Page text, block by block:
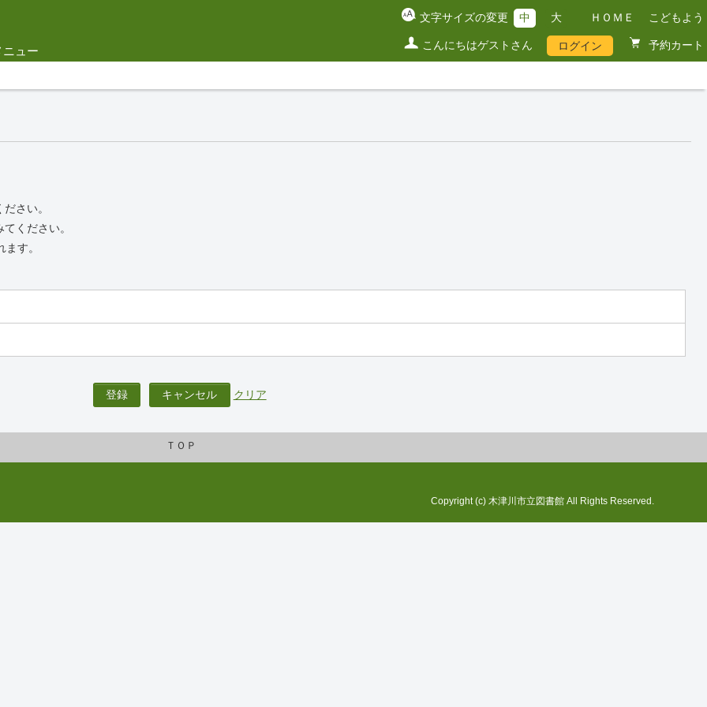
ニュー
文字サイズの変更 中 大 ＨＯＭＥ こどもよう
こんにちはゲストさん ログイン 予約カート
さい。
ください。
す。
登録 キャンセル クリア
ＴＯＰ
Copyright (c) 木津川市立図書館 All Rights Reserved.